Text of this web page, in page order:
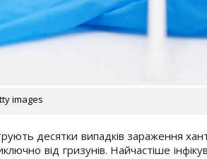
images
десятки випадків зараження
від гризунів. Найчастіше